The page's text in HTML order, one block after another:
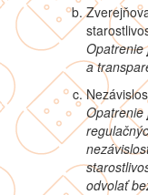
Opatrenie
a
Opatrenie
odvolať